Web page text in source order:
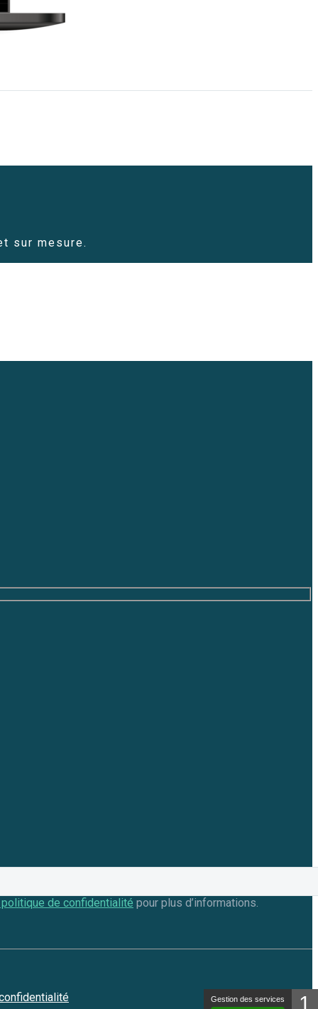
sur mesure.
de confidentialité pour plus d’informations.
Gestion des services 1